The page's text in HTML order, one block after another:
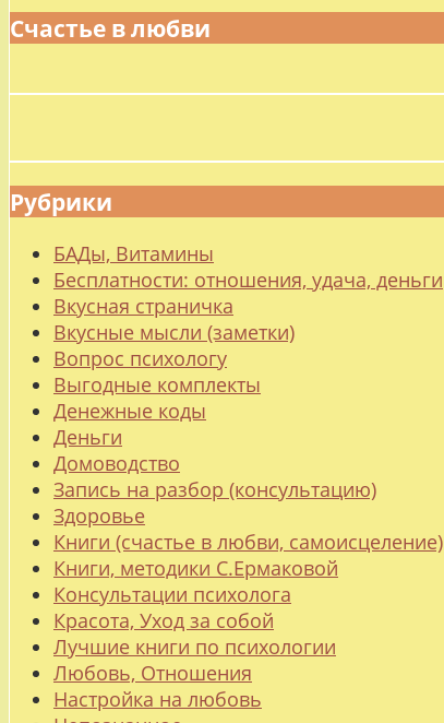
Счастье в любви
Рубрики
БАДы, Витамины
Бесплатности: отношения, удача, деньги
Вкусная страничка
Вкусные мысли (заметки)
Вопрос психологу
Выгодные комплекты
Денежные коды
Деньги
Домоводство
Запись на разбор (консультацию)
Здоровье
Книги (счастье в любви, самоисцеление)
Книги, методики С.Ермаковой
Консультации психолога
Красота, Уход за собой
Лучшие книги по психологии
Любовь, Отношения
Настройка на любовь